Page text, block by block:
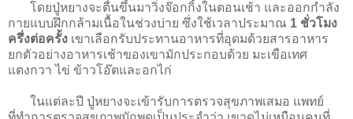
โดยปู่หยางจะตื่นขึ้นมาวิ่งจ๊อกกิ้งในตอนเช้า และออกกำลัง
กายแบบฝึกกล้ามเนื้อในช่วงบ่าย ซึ่งใช้เวลาประมาณ 1 ชั่วโมง
ครึ่งต่อครั้ง เขาเลือกรับประทานอาหารที่อุดมด้วยสารอาหาร
ยกตัวอย่างอาหารเช้าของเขามักประกอบด้วย มะเขือเทศ
แตงกวา ไข่ ข้าวโอ๊ตและอกไก่
ในแต่ละปี ปู่หยางจะเข้ารับการตรวจสุขภาพเสมอ แพทย์